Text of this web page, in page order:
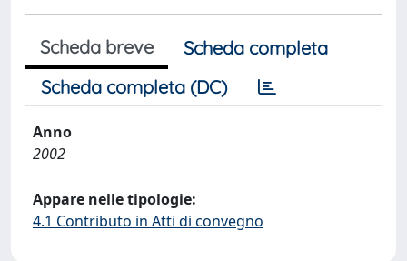
Scheda breve
Scheda completa
Scheda completa (DC)
Anno
2002
Appare nelle tipologie:
4.1 Contributo in Atti di convegno